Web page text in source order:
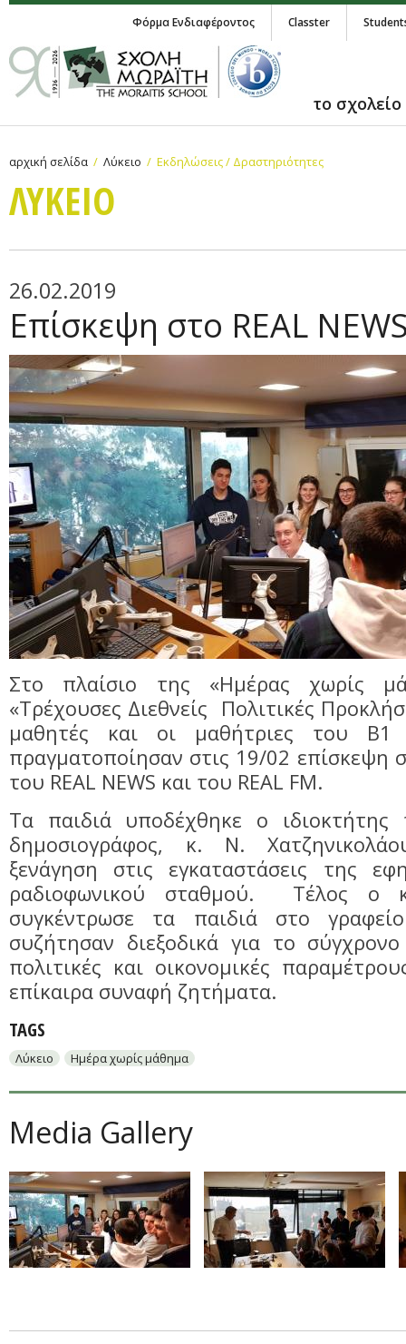
Φόρμα Ενδιαφέροντος Classter
το σχολείο
αρχική σελίδα Λύκειο Εκδηλώσεις / Δραστηριότητες
ΛΥΚΕΙΟ
26.02.2019
Επίσκεψη στο REAL
Στο πλαίσιο της «Ημέρας χωρίς
«Τρέχουσες Διεθνείς Πολιτικές
μαθητές και οι μαθήτριες του Β1
πραγματοποίησαν στις 19/02 επίσκεψη
του REAL NEWS και του REAL FM.
Τα παιδιά υποδέχθηκε ο
δημοσιογράφος, κ. Ν.
ξενάγηση στις εγκαταστάσεις της
ραδιοφωνικού σταθμού. Τέλος ο
συγκέντρωσε τα παιδιά στο
συζήτησαν διεξοδικά για το
πολιτικές και οικονομικές
επίκαιρα συναφή ζητήματα.
TAGS
Λύκειο Ημέρα χωρίς μάθημα
Media Gallery